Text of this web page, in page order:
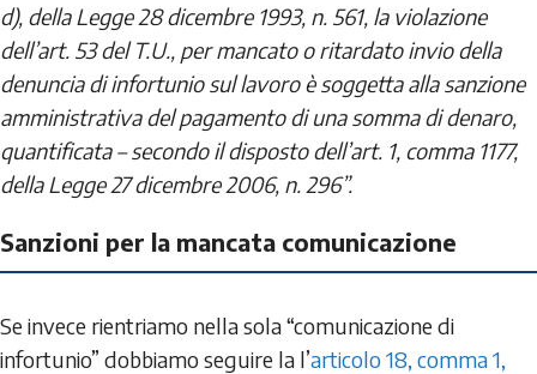
d), della Legge 28 dicembre 1993, n. 561, la violazione
dell’art. 53 del T.U., per mancato o ritardato invio della
denuncia di infortunio sul lavoro è soggetta alla sanzione
amministrativa del pagamento di una somma di denaro,
quantificata – secondo il disposto dell’art. 1, comma 1177,
della Legge 27 dicembre 2006, n. 296”.
Sanzioni per la mancata comunicazione
Se invece rientriamo nella sola “comunicazione di
infortunio” dobbiamo seguire la l’articolo 18, comma 1,